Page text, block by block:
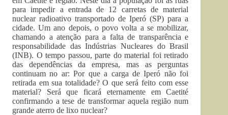
para impedir a entrada de 12 carretas de material
nuclear radioativo transportado de Iperó (SP) para a
cidade. Um ano depois, o povo volta a se mobilizar,
chamando a atenção para a falta de transparência e
responsabilidade das Indústrias Nucleares do Brasil
(INB). O tempo passou, parte do material foi retirado
das dependências da empresa, mas as perguntas
continuam no ar: Por que a carga de Iperó não foi
retirada em sua totalidade? O que será feito com esse
material? Será que ficará eternamente em Caetité
confirmando a tese de transformar aquela região num
grande aterro de lixo nuclear?